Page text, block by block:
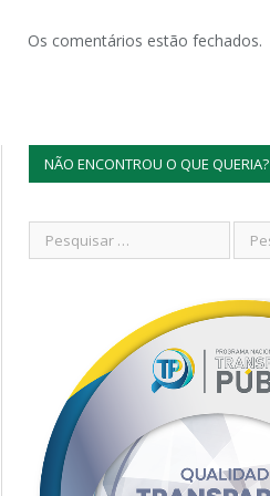
Os comentários estão fechados.
NÃO ENCONTROU O QUE QUERIA?